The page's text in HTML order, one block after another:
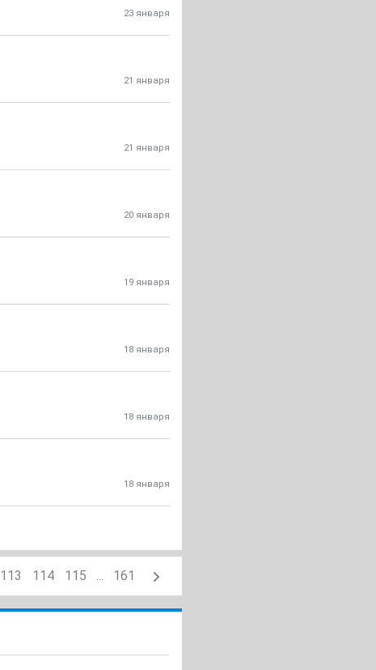
23 января
21 января
21 января
20 января
19 января
18 января
18 января
18 января
113 114 115 ... 161